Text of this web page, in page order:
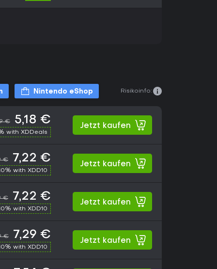
Nintendo eShop Risikoinfo:
€ 5,18 €
with XDDeals
Jetzt kaufen
€ 7,22 €
with XDD10
Jetzt kaufen
€ 7,22 €
with XDD10
Jetzt kaufen
€ 7,29 €
with XDD10
Jetzt kaufen